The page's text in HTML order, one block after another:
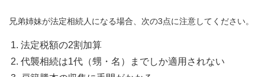
兄弟姉妹が法定相続人になる場合、次の3点に注意してください。
法定税額の2割加算
代襲相続は1代（甥・名）までしか適用されない